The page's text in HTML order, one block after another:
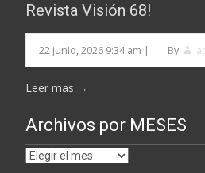
Revista Visión 68!
22 junio, 2026 9:34 am | By
Leer mas →
Archivos por MESES
Archivos